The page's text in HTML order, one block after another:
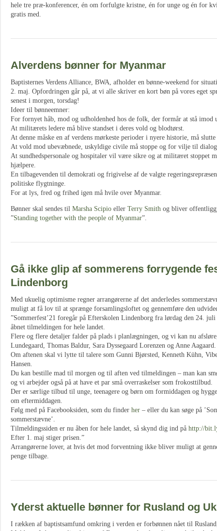
hele tre præ-konferencer, én om forfulgte kristne, én for unge og én for
gratis med.
Alverdens bønner for Myanmar
Baptisternes Verdens Alliance, BWA, afholder en bønne-weekend for
2. maj. Opfordringen går på, at vi alle skriver en kort bøn på vores eget
senest i morgen, torsdag!
Ideer til bønneemner:
For fornyet håb, mod og udholdenhed hos de folk, der formår at stå
At militærets ledere må blive standset i deres vold og blodtørst.
At denne måske en af verdens mørkeste perioder i nyere historie, må
At vold mod ubevæbnede, uskyldige civile må stoppe og for vilje til
At sundhedspersonale og hospitaler vil være sikre og at militæret stoppet
hjælpere.
En tilbagevenden til demokrati og frigivelse af de valgte
politiske flygtninge.
For at lys, fred og frihed igen må hvile over Myanmar.
Bønner skal sendes til Marsha Scipio eller Terry Smith og bliver
”Standing together with the people of Myanmar”.
Gå ikke glip af sommerens forrygende
Lindenborg
Med ukuelig optimisme regner arrangørerne af det anderledes
muligt at få lov til at sprænge forsamlingsloftet og gennemføre den
”Sommerfest’21 foregår på Efterskolen Lindenborg fra lørdag den 24.
åbnet tilmeldingen for hele landet.
Flere og flere detaljer falder på plads i planlægningen, og vi kan nu
Lundegaard, Thomas Baldur, Sara Dyssegaard Lorenzen og Anne Aagaard.
Om aftenen skal vi lytte til talere som Gunni Bjørsted, Kenneth Kühn,
Hansen.
Du kan bestille mad til morgen og til aften ved tilmeldingen – man kan
og vi arbejder også på at have et par små overraskelser som frokosttilbud.
Der er særlige tilbud til unge, teenagere og børn om formiddagen og
om eftermiddagen.
Følg med på Facebooksiden, som du finder her – eller du kan søge på
sommerstævne’.
Tilmeldingssiden er nu åben for hele landet, så skynd dig ind på http://
Efter 1. maj stiger prisen.”
Arrangørerne lover, at hvis det mod forventning ikke bliver muligt at
penge tilbage.
Yderst aktuelle bønner for Rusland og
I rækken af baptistsamfund omkring i verden er forbønnen nået til